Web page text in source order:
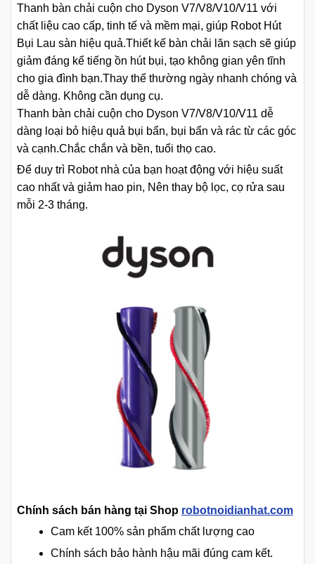
Thanh bàn chải cuộn cho Dyson V7/V8/V10/V11 với
chất liệu cao cấp, tinh tế và mềm mại, giúp Robot Hút
Bụi Lau sàn hiệu quả.Thiết kế bàn chải lăn sạch sẽ giúp
giảm đáng kể tiếng ồn hút bụi, tạo không gian yên tĩnh
cho gia đình bạn.Thay thế thường ngày nhanh chóng và
dễ dàng. Không cần dụng cụ.
Thanh bàn chải cuộn cho Dyson V7/V8/V10/V11 dễ
dàng loại bỏ hiệu quả bụi bẩn, bụi bẩn và rác từ các góc
và cạnh.Chắc chắn và bền, tuổi thọ cao.
Để duy trì Robot nhà của bạn hoạt động với hiệu suất
cao nhất và giảm hao pin, Nên thay bộ lọc, cọ rửa sau
mỗi 2-3 tháng.
Chính sách bán hàng tại Shop robotnoidianhat.com
Cam kết 100% sản phẩm chất lượng cao
Chính sách bảo hành hậu mãi đúng cam kết.